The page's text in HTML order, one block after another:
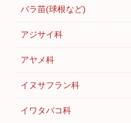
バラ苗(球根など)
アジサイ科
アヤメ科
イヌサフラン科
イワタバコ科